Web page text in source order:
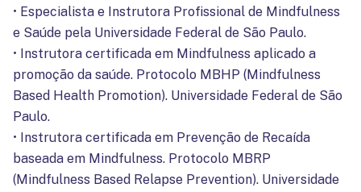
• Especialista e Instrutora Profissional de Mindfulness
e Saúde pela Universidade Federal de São Paulo.
• Instrutora certificada em Mindfulness aplicado a
promoção da saúde. Protocolo MBHP (Mindfulness
Based Health Promotion). Universidade Federal de São
Paulo.
• Instrutora certificada em Prevenção de Recaída
baseada em Mindfulness. Protocolo MBRP
(Mindfulness Based Relapse Prevention). Universidade